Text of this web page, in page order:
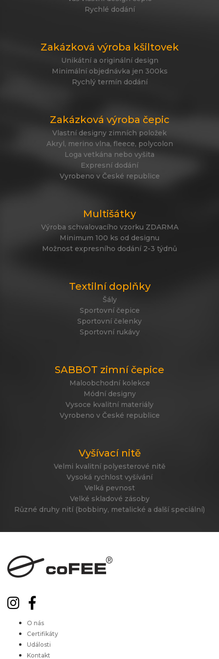
Rychlé dodání
Zakázková výroba kšiltovek
Unikátní a originální design
Minimální objednávka jen 300ks
Rychlý termín dodání
Zakázková výroba čepic
Vlastní designy zimních položek
Akryl, merino vlna, fleece, polycolon
Loga vetkána nebo vyšita
Expresní dodání
Vyrobeno v České republice
Multišátky
Výroba schvalovacího vzorku ZDARMA
Minimum 100 ks od designu
Možnost expresního dodání 2-3 týdnů
Textilní doplňky
Šály
Sportovní čepice
Sportovní čelenky
Sportovní rukávy
SABBOT zimní čepice
Maloobchodní kolekce
Módní designy
Vysoce kvalitní materiály
Vyrobeno v České republice
Vyšívací nitě
Velmi kvalitní polyesterové nitě
Vysoká rychlost vyšívání
Velká pevnost
Velké skladové zásoby
Různé druhy nití (bobbiny, metalické a další speciální)
O nás
Certifikáty
Události
Kontakt